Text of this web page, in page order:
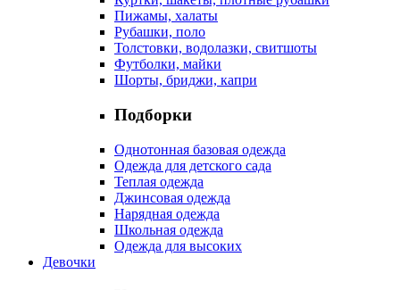
Пижамы, халаты
Рубашки, поло
Толстовки, водолазки, свитшоты
Футболки, майки
Шорты, бриджи, капри
Подборки
Однотонная базовая одежда
Одежда для детского сада
Теплая одежда
Джинсовая одежда
Нарядная одежда
Школьная одежда
Одежда для высоких
Девочки